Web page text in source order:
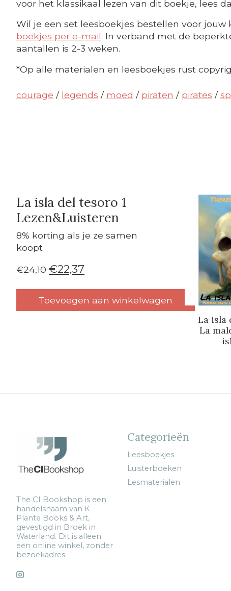
voor het klassikaal lezen van dit boekje, lees
Wil je een set leesboekjes bestellen voor jouw
boekjes per e-mail. In verband met de
aantallen is 2-3 weken.
*Op alle materialen en leesboekjes rust
courage / legends / moed / piraten / pirates /
La isla del tesoro 1
Lezen&Luisteren
8% korting als je ze samen
koopt
€24,10€22,37
Toevoegen aan winkelwagen
La isla
La
The CI Bookshop is een
handelsnaam van K
Plante Books & Art,
gevestigd in Broek in
Waterland. Dit is alleen
een online winkel, zonder
bezoekadres.
Categorieën
Leesboekjes
Luisterboeken
Lesmaterialen